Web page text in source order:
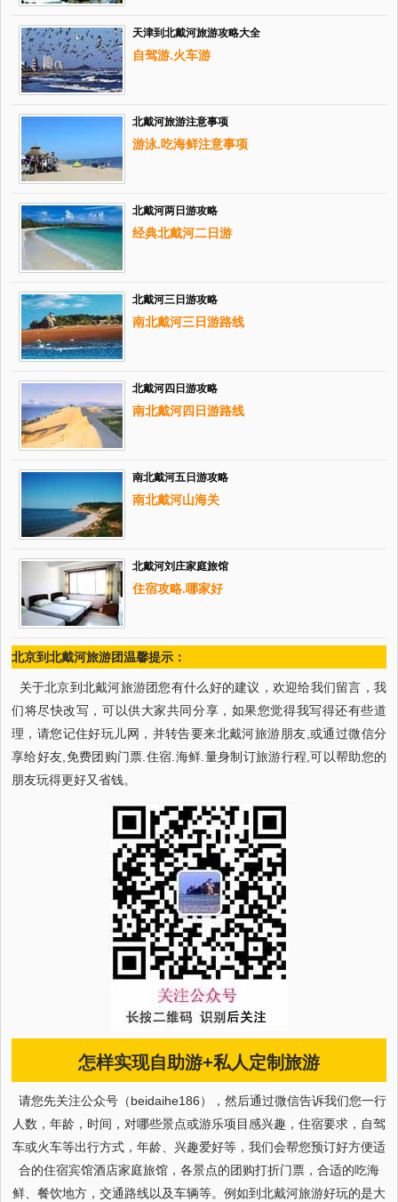
天津到北戴河旅游攻略大全
自驾游.火车游
北戴河旅游注意事项
游泳.吃海鲜注意事项
北戴河两日游攻略
经典北戴河二日游
北戴河三日游攻略
南北戴河三日游路线
北戴河四日游攻略
南北戴河四日游路线
南北戴河五日游攻略
南北戴河山海关
北戴河刘庄家庭旅馆
住宿攻略.哪家好
北京到北戴河旅游团温馨提示：
关于北京到北戴河旅游团您有什么好的建议，欢迎给我们留言，我
们将尽快改写，可以供大家共同分享，如果您觉得我写得还有些道
理，请您记住好玩儿网，并转告要来北戴河旅游朋友,或通过微信分
享给好友,免费团购门票.住宿.海鲜.量身制订旅游行程,可以帮助您的
朋友玩得更好又省钱。
怎样实现自助游+私人定制旅游
请您先关注公众号（beidaihe186），然后通过微信告诉我们您一行
人数，年龄，时间，对哪些景点或游乐项目感兴趣，住宿要求，自驾
车或火车等出行方式，年龄、兴趣爱好等，我们会帮您预订好方便适
合的住宿宾馆酒店家庭旅馆，各景点的团购打折门票，合适的吃海
鲜、餐饮地方，交通路线以及车辆等。例如到北戴河旅游好玩的是大